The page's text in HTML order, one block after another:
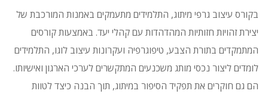
בקורס עיצוב גרפי מיתוג, התלמידים מתעמקים באמנות המורכבת של
יצירת זהויות חזותיות המהדהדות עם קהלי יעד. באמצעות קורסים
המתמקדים בתורת הצבע, טיפוגרפיה ועקרונות עיצוב לוגו, התלמידים
לומדים ליצור נכסי מותג משכנעים המתקשרים לערכי הארגון ואישיותו.
הם גם חוקרים את תפקיד הסיפור במיתוג, תוך הבנה כיצד לטוות